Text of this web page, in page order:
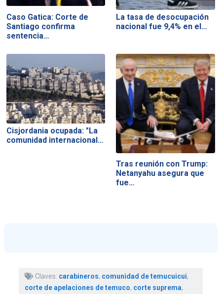
Caso Gatica: Corte de
Santiago confirma
sentencia…
La tasa de desocupación
nacional fue 9,4% en el…
Cisjordania ocupada: "La
comunidad internacional…
Tras reunión con Trump:
Netanyahu asegura que
fue…
Claves: carabineros, comunidad de temucuicui,
corte de apelaciones de temuco, corte suprema,